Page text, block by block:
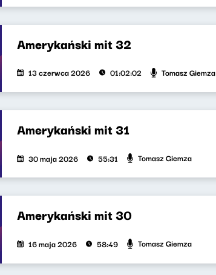
Amerykański mit 32
13 czerwca 2026 01:02:02 Tomasz Giemza
Amerykański mit 31
30 maja 2026 55:31 Tomasz Giemza
Amerykański mit 30
16 maja 2026 58:49 Tomasz Giemza